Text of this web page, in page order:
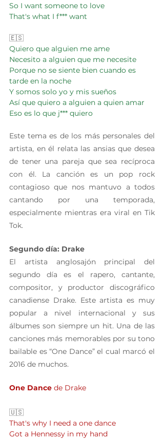
So I want someone to love
That's what I f*** want
🇪🇸
Quiero que alguien me ame
Necesito a alguien que me necesite
Porque no se siente bien cuando es
tarde en la noche
Y somos solo yo y mis sueños
Así que quiero a alguien a quien amar
Eso es lo que j*** quiero
Este tema es de los más personales del
artista, en él relata las ansias que desea
de tener una pareja que sea recíproca
con él. La canción es un pop rock
contagioso que nos mantuvo a todos
cantando por una temporada,
especialmente mientras era viral en Tik
Tok.
Segundo día: Drake
El artista anglosajón principal del
segundo día es el rapero, cantante,
compositor, y productor discográfico
canadiense Drake. Este artista es muy
popular a nivel internacional y sus
álbumes son siempre un hit. Una de las
canciones más memorables por su tono
bailable es “One Dance” el cual marcó el
2016 de muchos.
One Dance de Drake
🇺🇸
That's why I need a one dance
Got a Hennessy in my hand